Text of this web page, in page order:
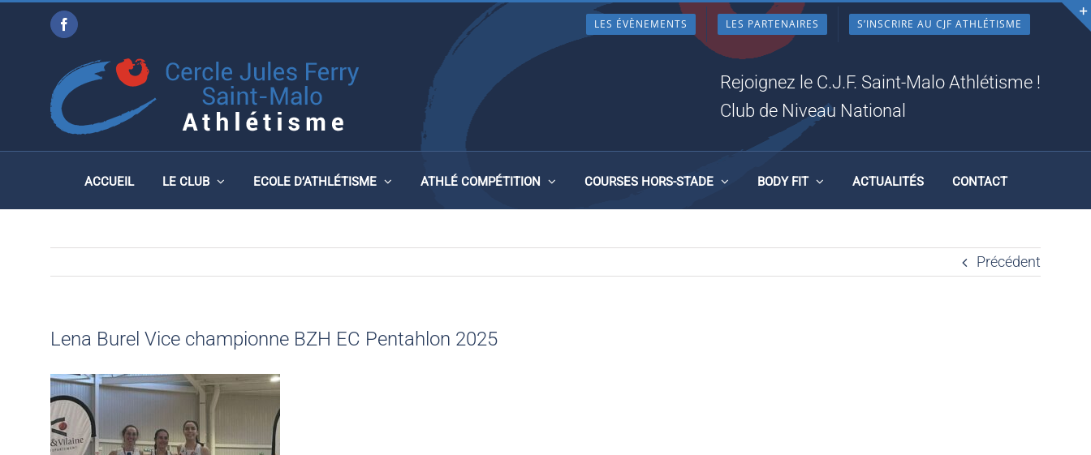
Facebook LES ÉVÈNEMENTS LES PARTENAIRES S’INSCRIRE AU CJF ATHLÉTISME
Rejoignez le C.J.F. Saint-Malo Athlétisme !
Club de Niveau National
ACCUEIL LE CLUB ECOLE D’ATHLÉTISME ATHLÉ COMPÉTITION COURSES HORS-STADE BODY FIT ACTUALITÉS CONTACT
LENA BUREL VICE CHAMPIONNE BZH EC PENTAHLON
2025
Précédent
Lena Burel Vice championne BZH EC Pentahlon 2025